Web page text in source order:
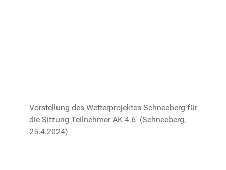
Vorstellung des Wetterprojektes Schneeberg für
die Sitzung Teilnehmer AK 4.6 (Schneeberg,
25.4.2024)